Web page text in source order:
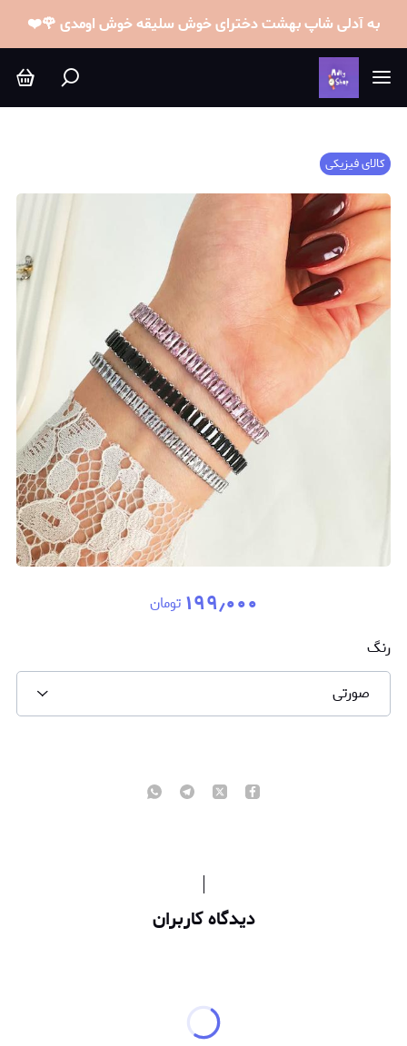
به آدلی شاپ بهشت دخترای خوش سلیقه خوش اومدی 🌹❤️
کالای فیزیکی
۱۹۹٫۰۰۰ تومان
رنگ
صورتی
دیدگاه کاربران